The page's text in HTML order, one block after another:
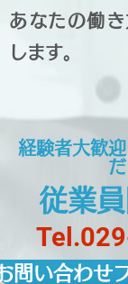
あなたの働
します。
経験者大歓
だ
従業
問い合わせ